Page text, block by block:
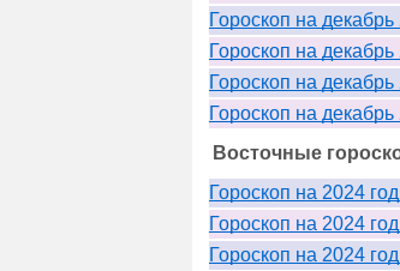
Гороскоп на
Гороскоп на
Гороскоп на
Гороскоп на
Восточные
Гороскоп на 2024
Гороскоп на 2024
Гороскоп на 2024